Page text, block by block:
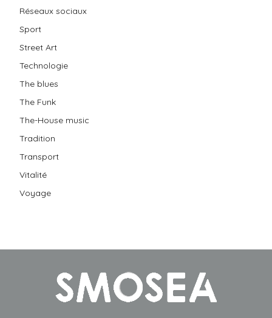
Réseaux sociaux
Sport
Street Art
Technologie
The blues
The Funk
The-House music
Tradition
Transport
Vitalité
Voyage